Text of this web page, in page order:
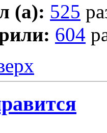
(а): 525
604